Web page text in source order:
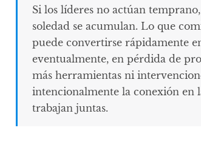
Si los líderes no actúan
soledad se acumulan. Lo que
puede convertirse rápidamente
eventualmente, en pérdida de
más herramientas ni
intencionalmente la conexión en
trabajan juntas.